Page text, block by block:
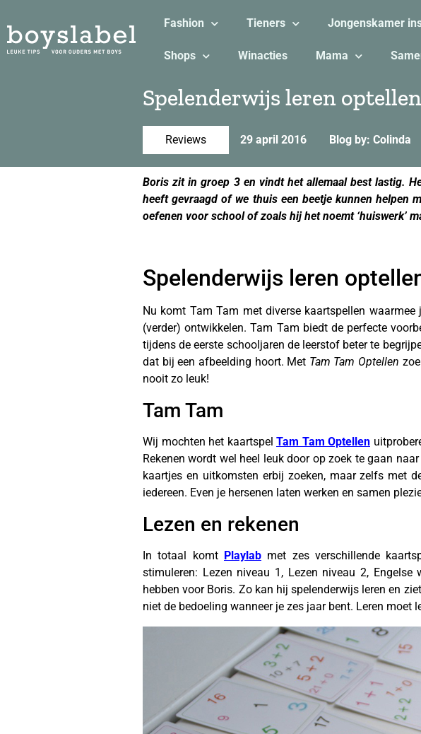
Fashion Tieners Jongenskamer
Shops Winacties Mama
Spelenderwijs leren optellen
Reviews 29 april 2016 Blog by: Colinda
Boris zit in groep 3 en vindt het allemaal best lastig.
heeft gevraagd of we thuis een beetje kunnen helpen
oefenen voor school of zoals hij het noemt ‘huiswerk’
Spelenderwijs leren
Nu komt Tam Tam met diverse kaartspellen
(verder) ontwikkelen. Tam Tam biedt de perfecte
tijdens de eerste schooljaren de leerstof beter te
dat bij een afbeelding hoort. Met Tam Tam Optellen
nooit zo leuk!
Tam Tam
Wij mochten het kaartspel Tam Tam Optellen
Rekenen wordt wel heel leuk door op zoek te gaan
kaartjes en uitkomsten erbij zoeken, maar zelfs met
iedereen. Even je hersenen laten werken en samen
Lezen en rekenen
In totaal komt Playlab met zes verschillende
stimuleren: Lezen niveau 1, Lezen niveau 2,
hebben voor Boris. Zo kan hij spelenderwijs leren en
niet de bedoeling wanneer je zes jaar bent. Leren